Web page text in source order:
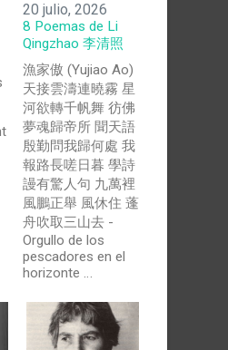
20 julio, 2026
8 Poemas de Li
Qingzhao 李清照
漁家傲 (Yujiao Ao)
天接雲濤連曉霧 星
河欲轉千帆舞 彷佛
夢魂歸帝所 聞天語
殷勤問我歸何處 我
報路長嗟日暮 學詩
謾有驚人句 九萬裡
風鵬正舉 風休住 蓬
舟吹取三山去 -
Orgullo de los
pescadores en el
horizonte …